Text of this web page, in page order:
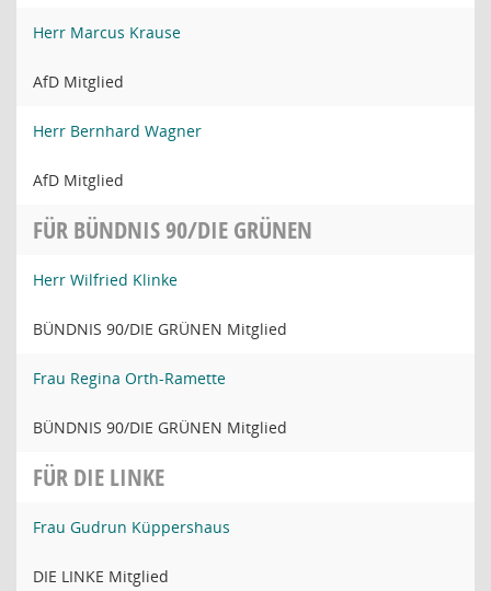
Herr Marcus Krause
AfD Mitglied
Herr Bernhard Wagner
AfD Mitglied
FÜR BÜNDNIS 90/DIE GRÜNEN
Herr Wilfried Klinke
BÜNDNIS 90/DIE GRÜNEN Mitglied
Frau Regina Orth-Ramette
BÜNDNIS 90/DIE GRÜNEN Mitglied
FÜR DIE LINKE
Frau Gudrun Küppershaus
DIE LINKE Mitglied